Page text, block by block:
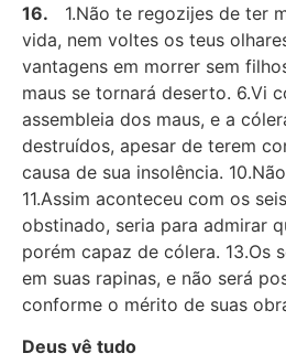
16. 1.Não te regozijes de ter
vida, nem voltes os teus
vantagens em morrer sem
maus se tornará deserto. 6.Vi
assembleia dos maus, e a
destruídos, apesar de terem
causa de sua insolência.
11.Assim aconteceu com os
obstinado, seria para admirar
porém capaz de cólera. 13.Os
em suas rapinas, e não será
conforme o mérito de suas
Deus vê tudo